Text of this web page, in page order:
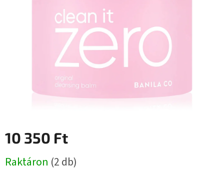
10 350 Ft
Raktáron (2 db)